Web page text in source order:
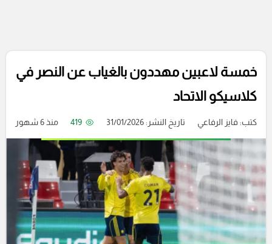
خمسة لاعبين مهددون بالغياب عن النصر في
كلاسيكو الاتحاد
كتب: فايز الرفاعي تاريخ النشر: 31/01/2026 419 منذ 6 شهور